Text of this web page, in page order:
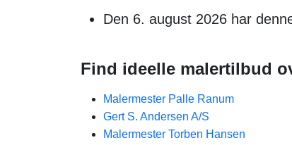
Den 6. august 2026 har
Find ideelle malertilbud
Malermester Palle Ranum
Gert S. Andersen A/S
Malermester Torben Hansen